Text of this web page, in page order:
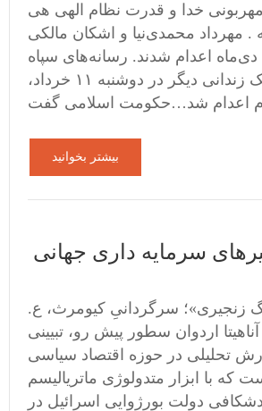
خدا و قدرت نظام الهی هی
. مهرداد محمدی‌نیا و اشکان مالکی
اعدام شدند. رسانه‌های سپاه
گزارش دادند یک زندانی دیگر در دوشنبه ۱۱ خرداد،
بیشتر بخوانید
سرمایه داری جهانی
زنجیری»؛ سرگردانیِ کیومرث، ع.
اردوان سطور پیش رو، تبیینی
تحلیلی در حوزه اقتصاد سیاسی
که با ابزار متدولوژی ماتریالیسم
دولت بورژوایی اسرائیل در